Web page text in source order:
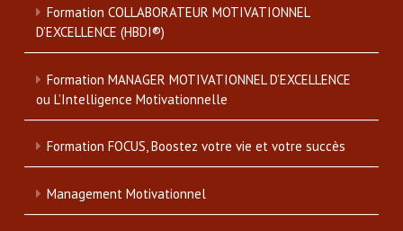
Formation COLLABORATEUR MOTIVATIONNEL
D’EXCELLENCE (HBDI®)
Formation MANAGER MOTIVATIONNEL D’EXCELLENCE
ou L’Intelligence Motivationnelle
Formation FOCUS, Boostez votre vie et votre succès
Management Motivationnel